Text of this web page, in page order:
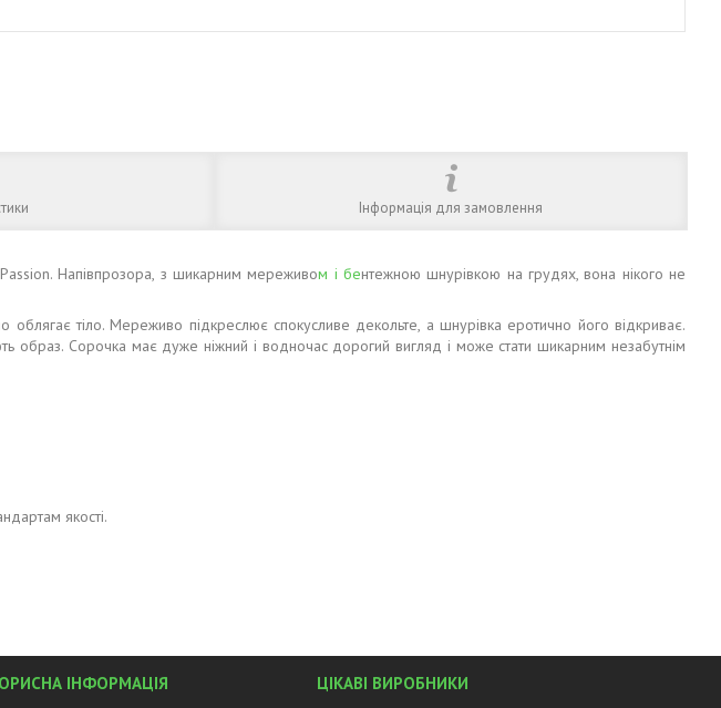
Інформація для замовлення
Напівпрозора, з шикарним мереживом і бентежною шнурівкою на грудях, вона нікого не
тіло. Мереживо підкреслює спокусливе декольте, а шнурівка еротично його відкриває.
образ. Сорочка має дуже ніжний і водночас дорогий вигляд і може стати шикарним незабутнім
якості.
ІНФОРМАЦІЯ ЦІКАВІ ВИРОБНИКИ